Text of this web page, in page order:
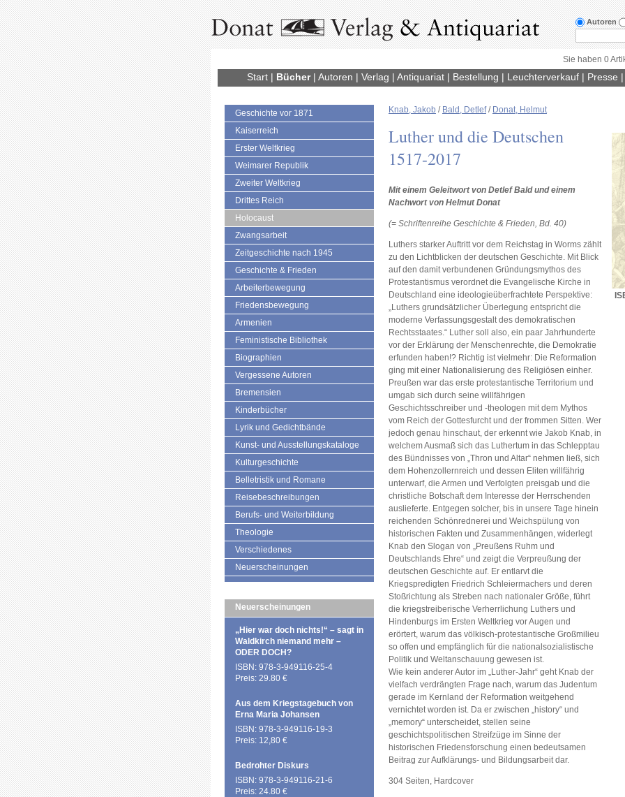
Autoren
Sie haben 0
Start| Bücher| Autoren | Verlag | Antiquariat| Bestellung | Leuchterverkauf| Presse |
Geschichte vor 1871
Kaiserreich
Erster Weltkrieg
Weimarer Republik
Zweiter Weltkrieg
Drittes Reich
Holocaust
Zwangsarbeit
Zeitgeschichte nach 1945
Geschichte & Frieden
Arbeiterbewegung
Friedensbewegung
Armenien
Feministische Bibliothek
Biographien
Vergessene Autoren
Bremensien
Kinderbücher
Lyrik und Gedichtbände
Kunst- und Ausstellungskataloge
Kulturgeschichte
Belletristik und Romane
Reisebeschreibungen
Berufs- und Weiterbildung
Theologie
Verschiedenes
Neuerscheinungen
Neuerscheinungen
„Hier war doch nichts!“ – sagt in
Waldkirch niemand mehr –
ODER DOCH?
ISBN: 978-3-949116-25-4
Preis: 29.80 €
Aus dem Kriegstagebuch von
Erna Maria Johansen
ISBN: 978-3-949116-19-3
Preis: 12,80 €
Bedrohter Diskurs
ISBN: 978-3-949116-21-6
Preis: 24.80 €
Knab, Jakob / Bald, Detlef/ Donat, Helmut
Luther und die Deutschen
1517-2017
Mit einem Geleitwort von Detlef Bald und einem
Nachwort von Helmut Donat
(= Schriftenreihe Geschichte & Frieden, Bd. 40)
Luthers starker Auftritt vor dem Reichstag in Worms zählt
zu den Lichtblicken der deutschen Geschichte. Mit Blick
auf den damit verbundenen Gründungsmythos des
Protestantismus verordnet die Evangelische Kirche in
Deutschland eine ideologieüberfrachtete Perspektive:
„Luthers grundsätzlicher Überlegung entspricht die
moderne Verfassungsgestalt des demokratischen
Rechtsstaates.“ Luther soll also, ein paar Jahrhunderte
vor der Erklärung der Menschenrechte, die Demokratie
erfunden haben!? Richtig ist vielmehr: Die Reformation
ging mit einer Nationalisierung des Religiösen einher.
Preußen war das erste protestantische Territorium und
umgab sich durch seine willfährigen
Geschichtsschreiber und -theologen mit dem Mythos
vom Reich der Gottesfurcht und der frommen Sitten. Wer
jedoch genau hinschaut, der erkennt wie Jakob Knab, in
welchem Ausmaß sich das Luthertum in das Schlepptau
des Bündnisses von „Thron und Altar“ nehmen ließ, sich
dem Hohenzollernreich und dessen Eliten willfährig
unterwarf, die Armen und Verfolgten preisgab und die
christliche Botschaft dem Interesse der Herrschenden
auslieferte. Entgegen solcher, bis in unsere Tage hinein
reichenden Schönrednerei und Weichspülung von
historischen Fakten und Zusammenhängen, widerlegt
Knab den Slogan von „Preußens Ruhm und
Deutschlands Ehre“ und zeigt die Verpreußung der
deutschen Geschichte auf. Er entlarvt die
Kriegspredigten Friedrich Schleiermachers und deren
Stoßrichtung als Streben nach nationaler Größe, führt
die kriegstreiberische Verherrlichung Luthers und
Hindenburgs im Ersten Weltkrieg vor Augen und
erörtert, warum das völkisch-protestantische Großmilieu
so offen und empfänglich für die nationalsozialistische
Politik und Weltanschauung gewesen ist.
Wie kein anderer Autor im „Luther-Jahr“ geht Knab der
vielfach verdrängten Frage nach, warum das Judentum
gerade im Kernland der Reformation weitgehend
vernichtet worden ist. Da er zwischen „history“ und
„memory“ unterscheidet, stellen seine
geschichtspolitischen Streifzüge im Sinne der
historischen Friedensforschung einen bedeutsamen
Beitrag zur Aufklärungs- und Bildungsarbeit dar.
304 Seiten, Hardcover